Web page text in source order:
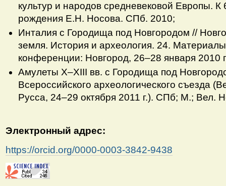
культур и народов средневековой Европы. К
рождения Е.Н. Носова. СПб. 2010;
Инталия с Городища под Новгородом //
земля. История и археология. 24.
конференции: Новгород, 26–28 января 2010
Амулеты X–XIII вв. с Городища под
Всероссийского археологического съезда
Русса, 24–29 октября 2011 г.). СПб; М.; Вел.
Электронный адрес:
https://orcid.org/0000-0003-3842-9438